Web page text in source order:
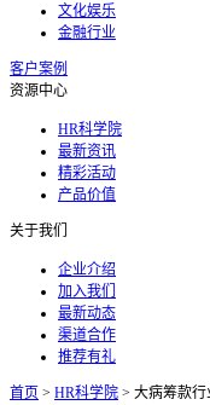
文化娱乐
金融行业
客户案例
资源中心
HR科学院
最新资讯
精彩活动
产品价值
关于我们
企业介绍
加入我们
最新动态
渠道合作
推荐有礼
首页 > HR科学院 > 大病筹款